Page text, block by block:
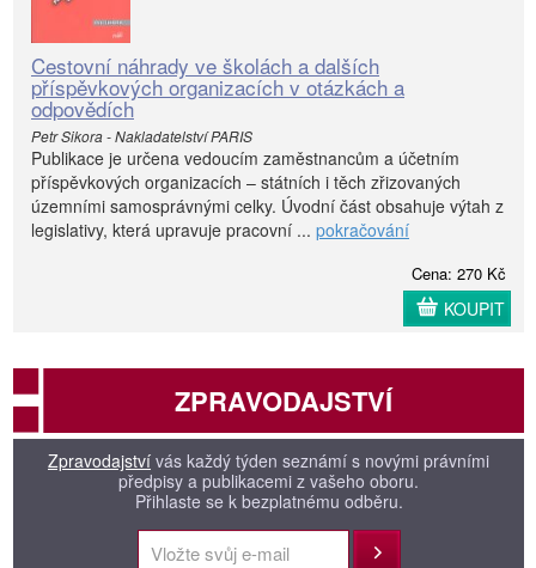
Cestovní náhrady ve školách a dalších
příspěvkových organizacích v otázkách a
odpovědích
Petr Sikora - Nakladatelství PARIS
Publikace je určena vedoucím zaměstnancům a účetním
příspěvkových organizacích – státních i těch zřizovaných
územními samosprávnými celky. Úvodní část obsahuje výtah z
legislativy, která upravuje pracovní ... pokračování
Cena: 270 Kč
KOUPIT
ZPRAVODAJSTVÍ
Zpravodajství vás každý týden seznámí s novými právními
předpisy a publikacemi z vašeho oboru.
Přihlaste se k bezplatnému odběru.
Přihlásit